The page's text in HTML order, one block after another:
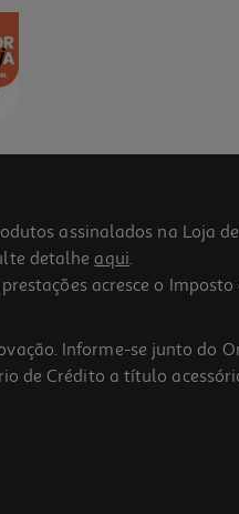
assinalados na Loja
detalhe aqui.
acresce o
Informe-se junto do
de Crédito a título